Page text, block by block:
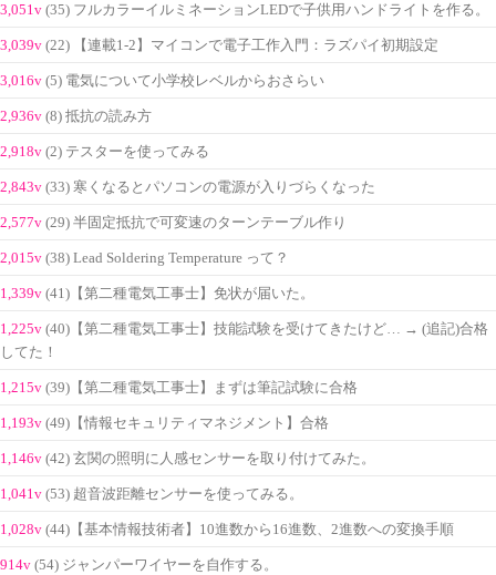
3,051v (35) フルカラーイルミネーションLEDで子供用ハンドライトを作る。
3,039v (22) 【連載1-2】マイコンで電子工作入門：ラズパイ初期設定
3,016v (5) 電気について小学校レベルからおさらい
2,936v (8) 抵抗の読み方
2,918v (2) テスターを使ってみる
2,843v (33) 寒くなるとパソコンの電源が入りづらくなった
2,577v (29) 半固定抵抗で可変速のターンテーブル作り
2,015v (38) Lead Soldering Temperature って？
1,339v (41)【第二種電気工事士】免状が届いた。
1,225v (40)【第二種電気工事士】技能試験を受けてきたけど… → (追記)合格
してた！
1,215v (39)【第二種電気工事士】まずは筆記試験に合格
1,193v (49)【情報セキュリティマネジメント】合格
1,146v (42) 玄関の照明に人感センサーを取り付けてみた。
1,041v (53) 超音波距離センサーを使ってみる。
1,028v (44)【基本情報技術者】10進数から16進数、2進数への変換手順
914v (54) ジャンパーワイヤーを自作する。